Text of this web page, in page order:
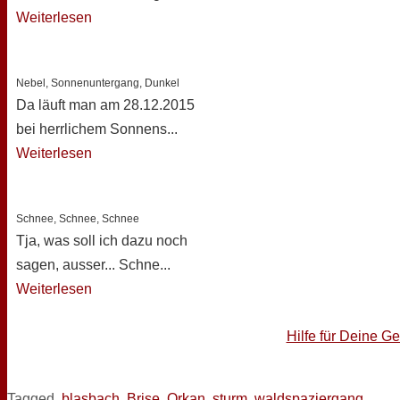
Weiterlesen
Nebel, Sonnenuntergang, Dunkel
Da läuft man am 28.12.2015
bei herrlichem Sonnens...
Weiterlesen
Schnee, Schnee, Schnee
Tja, was soll ich dazu noch
sagen, ausser... Schne...
Weiterlesen
Hilfe für Deine